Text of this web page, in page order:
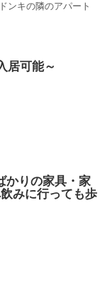
ンキの隣のアパート
居可能～
かりの家具・家
みに行っても歩